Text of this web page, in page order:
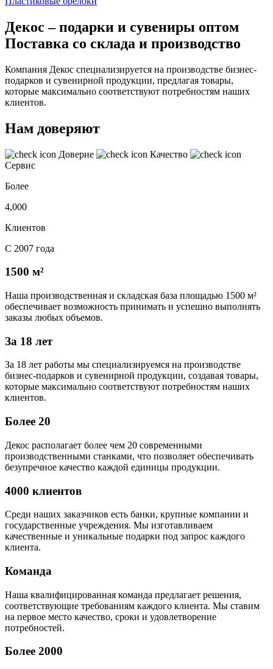
Декос – подарки и сувениры оптом
Поставка со склада и производство
Компания Декос специализируется на производстве бизнес-
подарков и сувенирной продукции, предлагая товары,
которые максимально соответствуют потребностям наших
клиентов.
Нам доверяют
Доверие
Качество
Сервис
Более
4,000
Клиентов
С 2007 года
1500 м²
Наша производственная и складская база площадью 1500 м²
обеспечивает возможность принимать и успешно выполнять
заказы любых объемов.
За 18 лет
За 18 лет работы мы специализируемся на производстве
бизнес-подарков и сувенирной продукции, создавая товары,
которые максимально соответствуют потребностям наших
клиентов.
Более 20
Декос располагает более чем 20 современными
производственными станками, что позволяет обеспечивать
безупречное качество каждой единицы продукции.
4000 клиентов
Среди наших заказчиков есть банки, крупные компании и
государственные учреждения. Мы изготавливаем
качественные и уникальные подарки под запрос каждого
клиента.
Команда
Наша квалифицированная команда предлагает решения,
соответствующие требованиям каждого клиента. Мы ставим
на первое место качество, сроки и удовлетворение
потребностей.
Более 2000